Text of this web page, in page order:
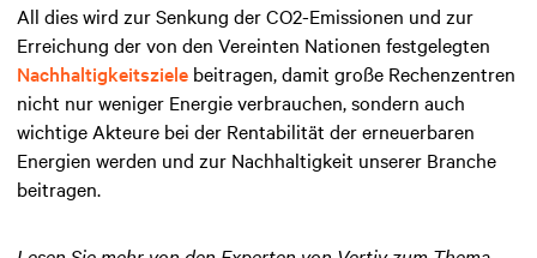
All dies wird zur Senkung der CO2-Emissionen und zur
Erreichung der von den Vereinten Nationen festgelegten
Nachhaltigkeitsziele beitragen, damit große Rechenzentren
nicht nur weniger Energie verbrauchen, sondern auch
wichtige Akteure bei der Rentabilität der erneuerbaren
Energien werden und zur Nachhaltigkeit unserer Branche
beitragen.